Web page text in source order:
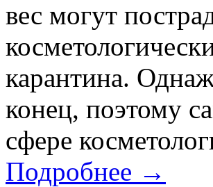
вес могут
карантина.
конец, поэтому
сфере
Подробнее →